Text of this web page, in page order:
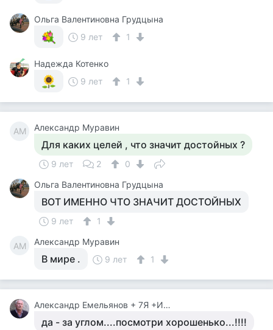
Ольга Валентиновна Грудцына
9 лет
1
Надежда Котенко
9 лет
1
АМ Александр Муравин
Для каких целей , что значит достойных ?
9 лет 2
0
Ольга Валентиновна Грудцына
ВОТ ИМЕННО ЧТО ЗНАЧИТ ДОСТОЙНЫХ
9 лет 1
АМ Александр Муравин
В мире . 9 лет 1
Александр Емельянов + 7Я +Инструктор Туризма
да - за углом....посмотри хорошенько...!!!!